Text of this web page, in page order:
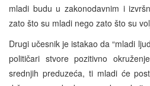
mladi budu u zakonodavnim i
zato što su mladi nego zato što su
Drugi učesnik je istakao da “mladi
političari stvore pozitivno
srednjih preduzeća, ti mladi će